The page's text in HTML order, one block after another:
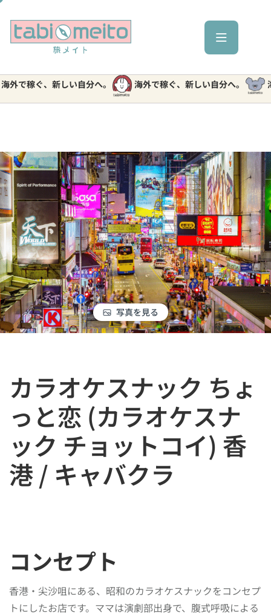
稼ぐ、新しい自分へ。 海外で稼ぐ、新しい自分へ。 海外
写真を見る
カラオケスナック ちょ
っと恋 (カラオケスナ
ック チョットコイ) 香
港 / キャバクラ
コンセプト
香港・尖沙咀にある、昭和のカラオケスナックをコンセプ
トにしたお店です。ママは演劇部出身で、腹式呼吸による